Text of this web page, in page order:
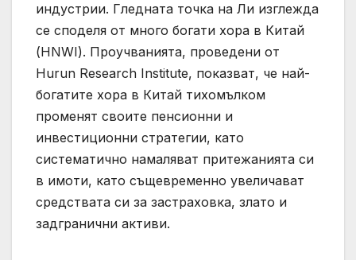
индустрии. Гледната точка на Ли изглежда
се споделя от много богати хора в Китай
(HNWI). Проучванията, проведени от
Hurun Research Institute, показват, че най-
богатите хора в Китай тихомълком
променят своите пенсионни и
инвестиционни стратегии, като
систематично намаляват притежанията си
в имоти, като същевременно увеличават
средствата си за застраховка, злато и
задгранични активи.